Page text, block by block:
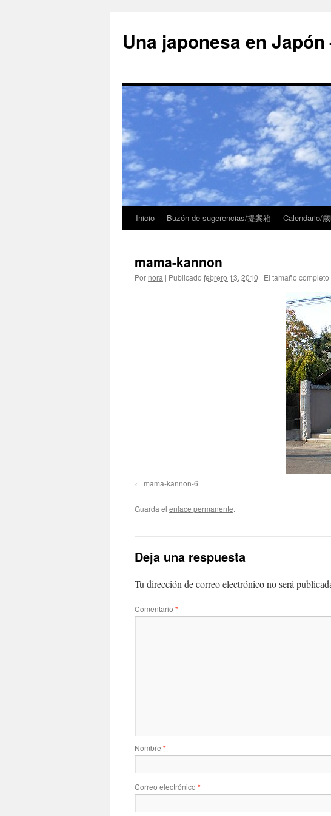
Una japonesa en
Inicio Buzón de sugerencias/提案箱 Calendario/
mama-kannon
Por nora | Publicado febrero 13, 2010 | El tamaño completo
mama-kannon-6
Guarda el enlace permanente.
Deja una respuesta
Tu dirección de correo electrónico no será
Comentario *
Nombre *
Correo electrónico *